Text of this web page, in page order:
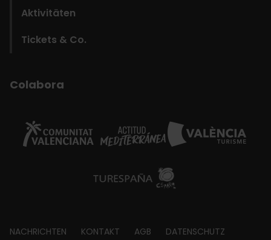
Aktivitäten
Tickets & Co.
Colabora
NACHRICHTEN KONTAKT AGB DATENSCHUTZ